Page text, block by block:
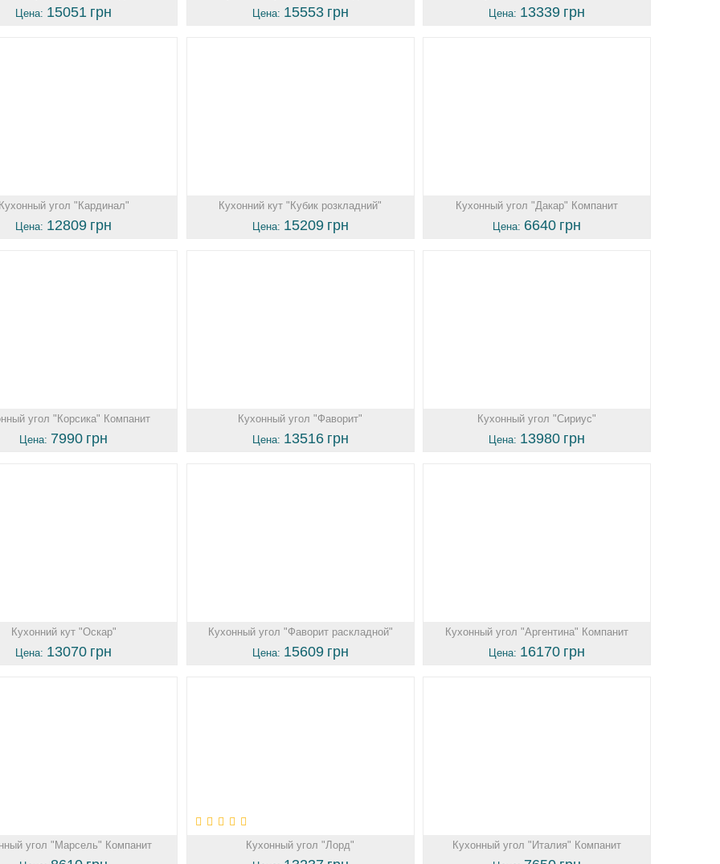
Цена: 15051 грн
Цена: 15553 грн
Цена: 13339 грн
угол "Кардинал"
Цена: 12809 грн
Кухонний кут "Кубик розкладний"
Цена: 15209 грн
Кухонный угол "Дакар" Компанит
Цена: 6640 грн
угол "Корсика" Компанит
Цена: 7990 грн
Кухонный угол "Фаворит"
Цена: 13516 грн
Кухонный угол "Сириус"
Цена: 13980 грн
Кухонний кут "Оскар"
Цена: 13070 грн
Кухонный угол "Фаворит раскладной"
Цена: 15609 грн
Кухонный угол "Аргентина" Компанит
Цена: 16170 грн
угол "Марсель" Компанит
Кухонный угол "Лорд"
Кухонный угол "Италия" Компанит